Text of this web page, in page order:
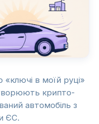
«ключі в моїй руці»
крипто-
автомобіль з
ЄС.